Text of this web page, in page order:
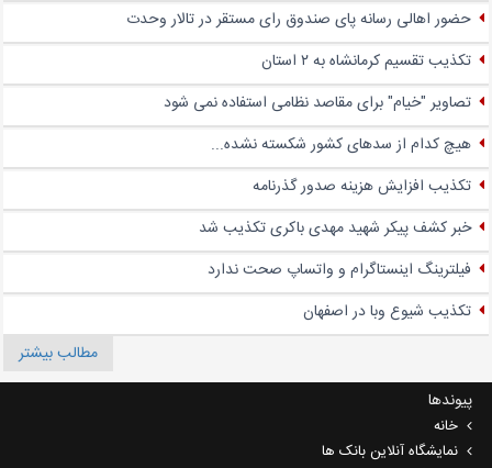
حضور اهالی رسانه پای صندوق‌ رای مستقر در تالار وحدت
تکذیب تقسیم کرمانشاه به ۲ استان
تصاویر "خیام" برای مقاصد نظامی استفاده نمی شود
هیچ کدام از سدهای کشور شکسته نشده...
تکذیب افزایش هزینه صدور گذرنامه
خبر کشف پیکر شهید مهدی باکری تکذیب شد
فیلترینگ اینستاگرام و واتساپ صحت ندارد
تکذیب شیوع وبا در اصفهان
مطالب بیشتر
پیوندها
خانه
نمایشگاه آنلاین بانک ها